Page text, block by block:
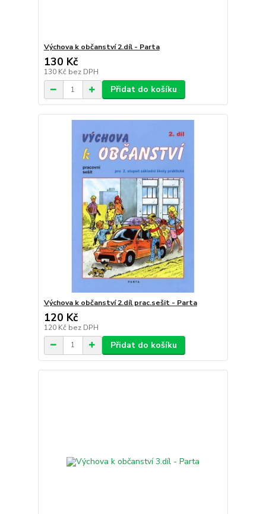
Výchova k občanství 2.díl - Parta
130 Kč
130 Kč bez DPH
Přidat do košíku
Výchova k občanství 2.díl prac.sešit - Parta
120 Kč
120 Kč bez DPH
Přidat do košíku